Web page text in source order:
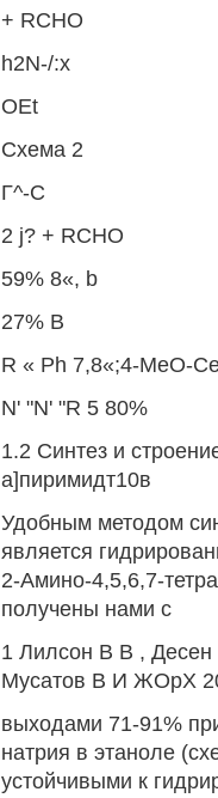
+ RCHO
h2N-/:x
OEt
Схема 2
Г^-С
2 j? + RCHO
59% 8«, b
27% В
R « Ph 7,8«;4-MeO-
N' "N' "R 5 80%
1.2 Синтез и
а]пиримидт10в
Удобным методом
является
2-Амино-4,5,6,7-
получены нами с
1 Лилсон В В ,
Мусатов В И ЖОрХ
выходами 71-91%
натрия в этаноле
устойчивыми к